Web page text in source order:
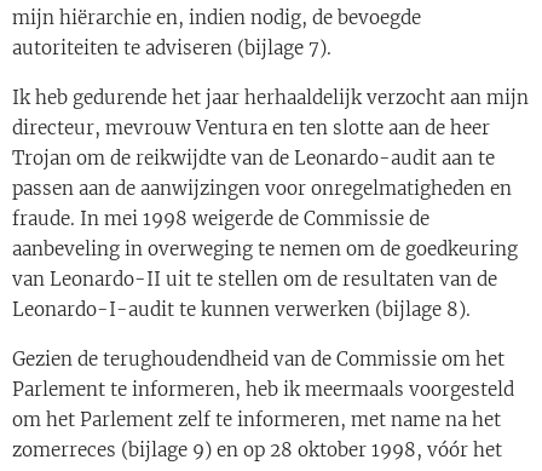
mijn hiërarchie en, indien nodig, de bevoegde
autoriteiten te adviseren (bijlage 7).
Ik heb gedurende het jaar herhaaldelijk verzocht aan mijn
directeur, mevrouw Ventura en ten slotte aan de heer
Trojan om de reikwijdte van de Leonardo-audit aan te
passen aan de aanwijzingen voor onregelmatigheden en
fraude. In mei 1998 weigerde de Commissie de
aanbeveling in overweging te nemen om de goedkeuring
van Leonardo-II uit te stellen om de resultaten van de
Leonardo-I-audit te kunnen verwerken (bijlage 8).
Gezien de terughoudendheid van de Commissie om het
Parlement te informeren, heb ik meermaals voorgesteld
om het Parlement zelf te informeren, met name na het
zomerreces (bijlage 9) en op 28 oktober 1998, vóór het